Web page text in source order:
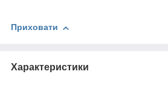
Приховати
Характеристики